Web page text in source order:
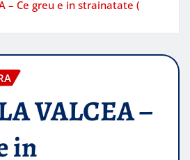
– Ce greu e in strainatate (
VALCEA –
in